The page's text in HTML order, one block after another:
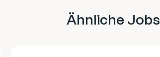
Ähnliche Jobs